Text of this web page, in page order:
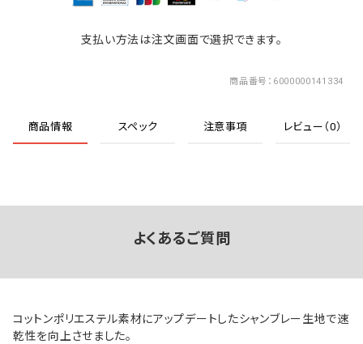
支払い方法は注文画面で選択できます。
商品番号 6000000141334
商品情報 スペック 注意事項 レビュー（0）
よくあるご質問
コットンポリエステル素材にアップデートしたシャンブレー生地で速
乾性を向上させました。